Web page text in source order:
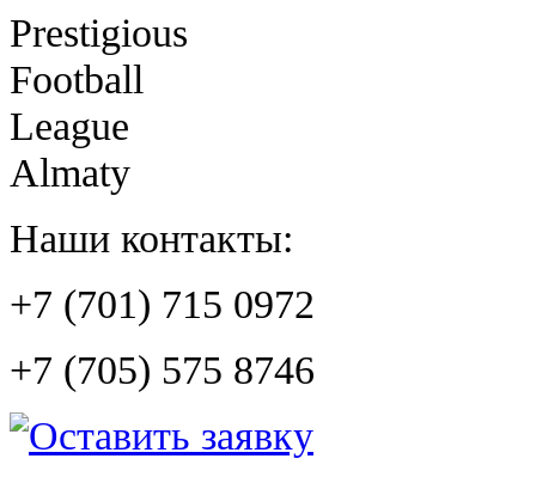
Prestigious
Football
League
Almaty
Наши контакты:
+7 (701) 715 0972
+7 (705) 575 8746